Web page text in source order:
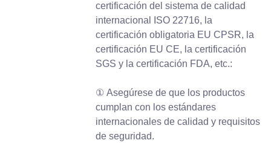
certificación del sistema de calidad
internacional ISO 22716, la
certificación obligatoria EU CPSR, la
certificación EU CE, la certificación
SGS y la certificación FDA, etc.:
① Asegúrese de que los productos
cumplan con los estándares
internacionales de calidad y requisitos
de seguridad.